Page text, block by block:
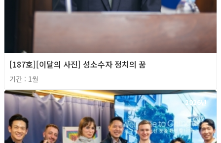
[187호][이달의 사진] 성소수자 정치의 꿈
기간 : 1월
2026년